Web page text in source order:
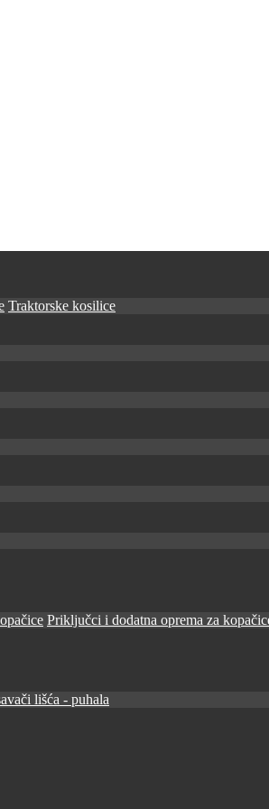
Traktorske kosilice
Priključci i dodatna oprema za
lišća - puhala